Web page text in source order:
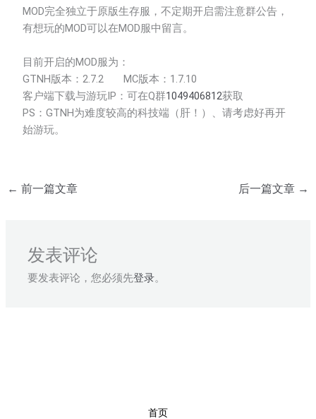
MOD完全独立于原版生存服，不定期开启需注意群公告，
有想玩的MOD可以在MOD服中留言。
目前开启的MOD服为：
GTNH版本：2.7.2 MC版本：1.7.10
客户端下载与游玩IP：可在Q群1049406812获取
PS：GTNH为难度较高的科技端（肝！）、请考虑好再开
始游玩。
← 前一篇文章 后一篇文章 →
发表评论
要发表评论，您必须先登录。
首页